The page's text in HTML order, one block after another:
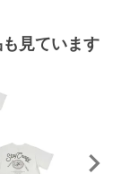
見ています